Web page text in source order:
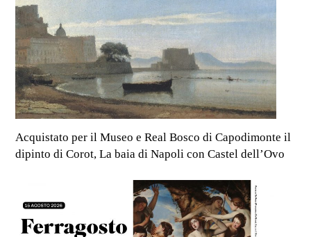
Acquistato per il Museo e Real Bosco di Capodimonte il
dipinto di Corot, La baia di Napoli con Castel dell’Ovo